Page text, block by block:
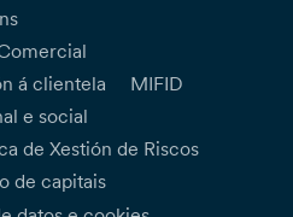
á clientela
MIFID
e social
de Xestión de Riscos
de capitais